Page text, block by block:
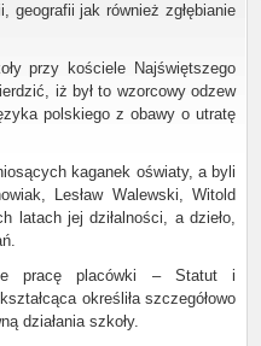
geografii jak również zgłębianie
przy kościele Najświętszego
iż był to wzorcowy odzew
polskiego z obawy o utratę
kaganek oświaty, a byli
Lesław Walewski, Witold
latach jej dziłalności, a dzieło,
pracę placówki – Statut i
określiła szczegółowo
działania szkoły.